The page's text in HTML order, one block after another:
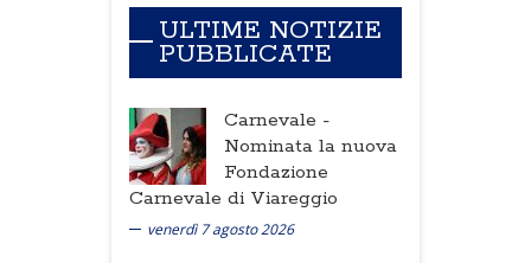
ULTIME NOTIZIE
PUBBLICATE
Carnevale -
Nominata la nuova
Fondazione
Carnevale di Viareggio
venerdì 7 agosto 2026